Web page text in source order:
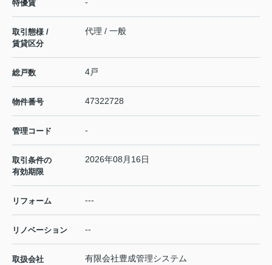
特優賃
取引態様 /
賃貸区分
代理 / 一般
総戸数 4戸
物件番号 47322728
管理コード -
取引条件の
有効期限
2026年08月16日
リフォーム ---
リノベーション --
取扱会社
有限会社豊成管理システム